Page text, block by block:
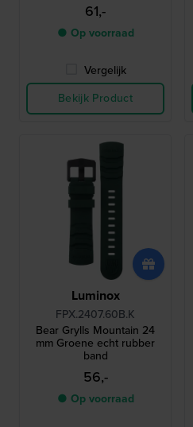
61,-
● Op voorraad
Vergelijk
Bekijk Product
Luminox
FPX.2407.60B.K
Bear Grylls Mountain 24
mm Groene echt rubber
band
56,-
● Op voorraad